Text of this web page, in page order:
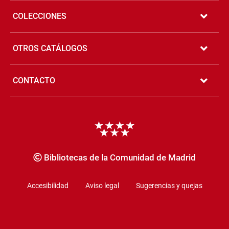
COLECCIONES
OTROS CATÁLOGOS
CONTACTO
Bibliotecas de la Comunidad de Madrid
Accesibilidad Aviso legal Sugerencias y quejas